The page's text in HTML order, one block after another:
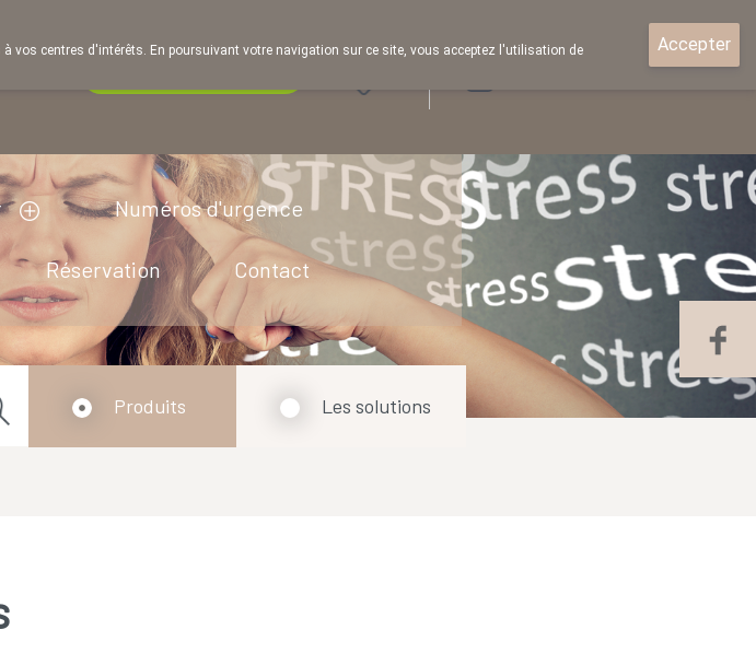
Numéros d'urgence
Réservation Contact
Produits Les solutions
vos centres d'intérêts. En poursuivant votre navigation sur ce site, vous acceptez l'utilisation de
Accepter